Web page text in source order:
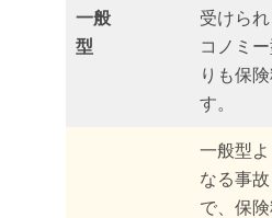
一般
型
受けら
コノミ
りも保
す。
一般型
なる事
で、保